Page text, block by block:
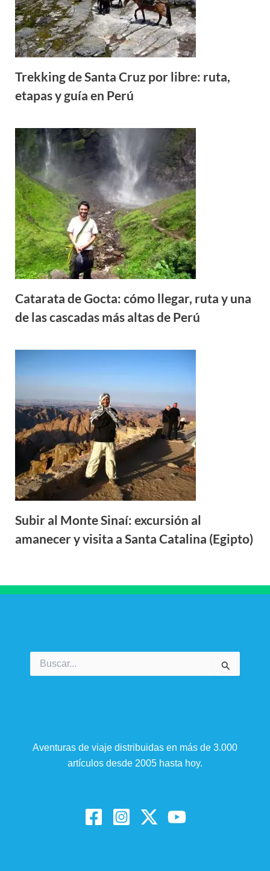
Trekking de Santa Cruz por libre: ruta,
etapas y guía en Perú
Catarata de Gocta: cómo llegar, ruta y una
de las cascadas más altas de Perú
Subir al Monte Sinaí: excursión al
amanecer y visita a Santa Catalina (Egipto)
por:
Aventuras de viaje distribuidas en más de 3.000
artículos desde 2005 hasta hoy.